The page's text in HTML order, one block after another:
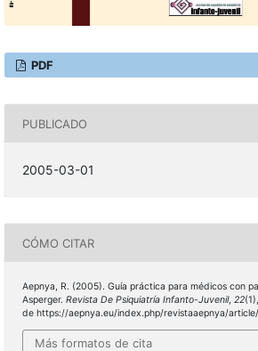
PDF
PUBLICADO
2005-03-01
CÓMO CITAR
Aepnya, R. (2005). Guía práctica para médicos con
Asperger. Revista De Psiquiatría Infanto-Juvenil, 22
de https://aepnya.eu/index.php/revistaaepnya/
Más formatos de cita